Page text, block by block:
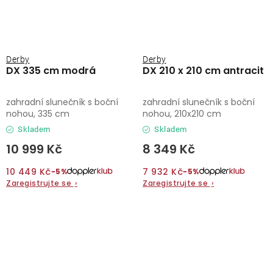
DX 335 cm modrá
Derby
Skladem
10 999 Kč
10 449 Kč−5%
Zaregistrujte se ›
zahradní slunečník s boční
nohou, 335 cm
DX 210 x 210 cm antracit
Derby
Skladem
8 349 Kč
7 932 Kč−5%
Zaregistrujte se ›
zahradní slunečník s boční
nohou, 210x210 cm